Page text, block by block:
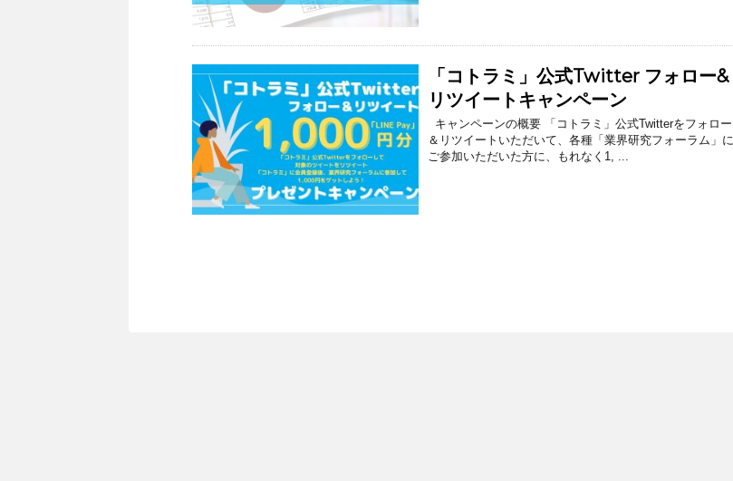
「コトラミ」公式Twitter フォロー&
リツイートキャンペーン
キャンペーンの概要 「コトラミ」公式Twitterをフォロー
＆リツイートいただいて、各種「業界研究フォーラム」に
ご参加いただいた方に、もれなく1, ...